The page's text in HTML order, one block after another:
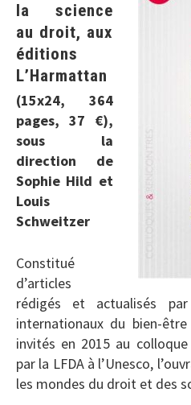
la science
au droit, aux
éditions
L’Harmattan
(15x24, 364
pages, 37 €),
sous la
direction de
Sophie Hild et
Louis
Schweitzer
Constitué
d’articles
rédigés et actualisés
internationaux du bien-
invités en 2015 au
par la LFDA à l’Unesco,
les mondes du droit et des